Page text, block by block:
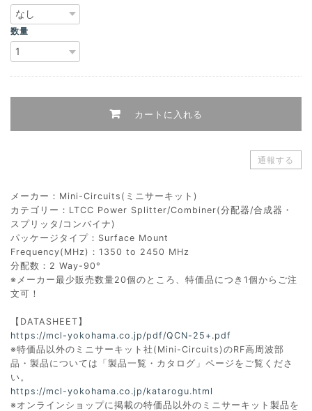
数量
カートに入れる
通報する
メーカー：Mini-Circuits(ミニサーキット)
カテゴリー：LTCC Power Splitter/Combiner(分配器/合成器・
スプリッタ/コンバイナ)
パッケージタイプ：Surface Mount
Frequency(MHz)：1350 to 2450 MHz
分配数：2 Way-90°
※メーカー最少販売数量20個のところ、特価品につき1個からご注
文可！
【DATASHEET】
https://mcl-yokohama.co.jp/pdf/QCN-25+.pdf
※特価品以外のミニサーキット社(Mini-Circuits)のRF高周波部
品・製品については「製品一覧・カタログ」ページをご覧くださ
い。
https://mcl-yokohama.co.jp/katarogu.html
※オンラインショップに掲載の特価品以外のミニサーキット製品を